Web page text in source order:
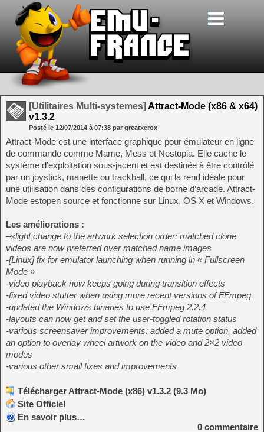
[Utilitaires Multi-systemes] Attract-Mode (x86 & x64)
v1.3.2
Posté le 12/07/2014 à 07:38 par greatxerox
Attract-Mode est une interface graphique pour émulateur en ligne
de commande comme Mame, Mess et Nestopia. Elle cache le
système d’exploitation sous-jacent et est destinée à être contrôlé
par un joystick, manette ou trackball, ce qui la rend idéale pour
une utilisation dans des configurations de borne d’arcade. Attract-
Mode estopen source et fonctionne sur Linux, OS X et Windows.
Les améliorations :
–slight change to the artwork selection order: matched clone
videos are now preferred over matched name images
-[Linux] fix for emulator launching when running in « Fullscreen
Mode »
-video playback now keeps going during transition effects
-fixed video stutter when using more recent versions of FFmpeg
-updated the Windows binaries to use FFmpeg 2.2.4
-layouts can now get and set the user-toggled rotation status
-various screensaver improvements: added a mute option, added
an option to overlay wheel artwork on the video and 2×2 video
modes
-various other small fixes and improvements
Télécharger Attract-Mode (x86) v1.3.2 (9.3 Mo)
Site Officiel
En savoir plus…
0 commentaire